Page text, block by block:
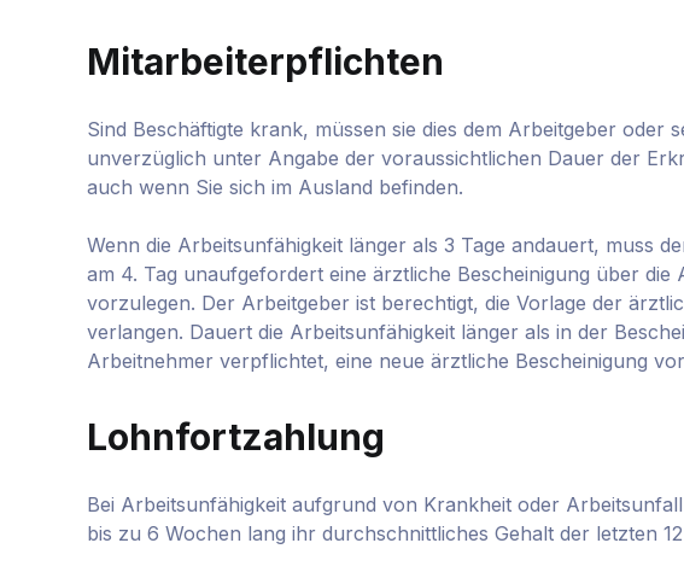
Mitarbeiterpflichten
Sind Beschäftigte krank, müssen sie dies dem Arbeitgeber oder
unverzüglich unter Angabe der voraussichtlichen Dauer der
auch wenn Sie sich im Ausland befinden.
Wenn die Arbeitsunfähigkeit länger als 3 Tage andauert, muss
am 4. Tag unaufgefordert eine ärztliche Bescheinigung über die
vorzulegen. Der Arbeitgeber ist berechtigt, die Vorlage der
verlangen. Dauert die Arbeitsunfähigkeit länger als in der
Arbeitnehmer verpflichtet, eine neue ärztliche Bescheinigung
Lohnfortzahlung
Bei Arbeitsunfähigkeit aufgrund von Krankheit oder
bis zu 6 Wochen lang ihr durchschnittliches Gehalt der letzten